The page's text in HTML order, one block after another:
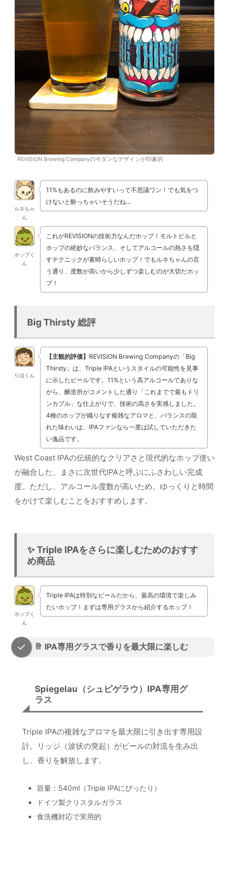
REVISION Brewing Companyのモダンなデザインが印象的
ルネちゃ
ん
11%もあるのに飲みやすいって不思議ワン！でも気をつ
けないと酔っちゃいそうだね…
ホップく
ん
これがREVISIONの技術力なんだホップ！モルトビルと
ホップの絶妙なバランス、そしてアルコールの熱さを隠
すテクニックが素晴らしいホップ！でもルネちゃんの言
う通り、度数が高いから少しずつ楽しむのが大切だホッ
プ！
Big Thirsty 総評
りほくん
【主観的評価】 REVISION Brewing Companyの「Big
Thirsty」は、Triple IPAというスタイルの可能性を見事
に示したビールです。11%という高アルコールでありな
がら、醸造所がコメントした通り「これまでで最もドリ
ンカブル」な仕上がりで、技術の高さを実感しました。
4種のホップが織りなす複雑なアロマと、バランスの取
れた味わいは、IPAファンなら一度は試していただきた
い逸品です。
West Coast IPAの伝統的なクリアさと現代的なホップ使い
が融合した、まさに次世代IPAと呼ぶにふさわしい完成
度。ただし、アルコール度数が高いため、ゆっくりと時間
をかけて楽しむことをおすすめします。
✨ Triple IPAをさらに楽しむためのおすす
め商品
ホップく
ん
Triple IPAは特別なビールだから、最高の環境で楽しみ
たいホップ！まずは専用グラスから紹介するホップ！
🥂 IPA専用グラスで香りを最大限に楽しむ
Spiegelau（シュピゲラウ）IPA専用グ
ラス
Triple IPAの複雑なアロマを最大限に引き出す専用設
計。リッジ（波状の突起）がビールの対流を生み出
し、香りを解放します。
容量：540ml（Triple IPAにぴったり）
ドイツ製クリスタルガラス
食洗機対応で実用的